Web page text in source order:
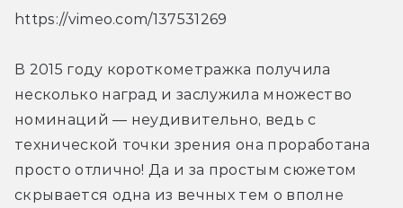
https://vimeo.com/137531269
В 2015 году короткометражка получила
несколько наград и заслужила множество
номинаций — неудивительно, ведь с
технической точки зрения она проработана
просто отлично! Да и за простым сюжетом
скрывается одна из вечных тем о вполне